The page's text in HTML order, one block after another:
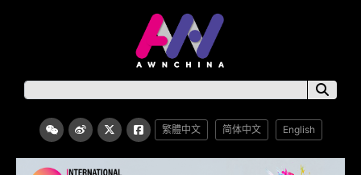
繁體中文 简体中文 English